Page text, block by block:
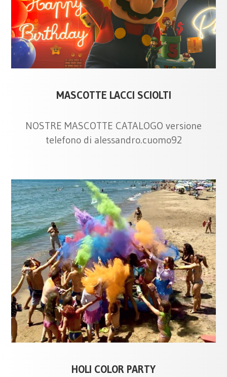
MASCOTTE LACCI SCIOLTI
NOSTRE MASCOTTE CATALOGO versione
telefono di alessandro.cuomo92
HOLI COLOR PARTY